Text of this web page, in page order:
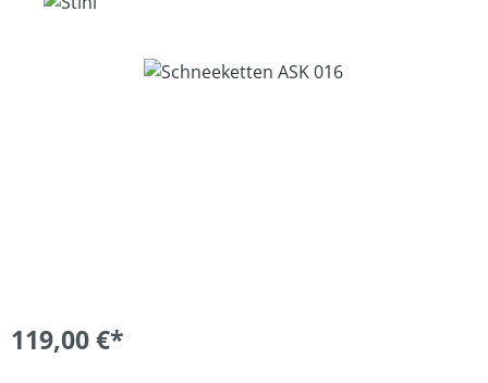
Bildergalerie überspringen
119,00 €*